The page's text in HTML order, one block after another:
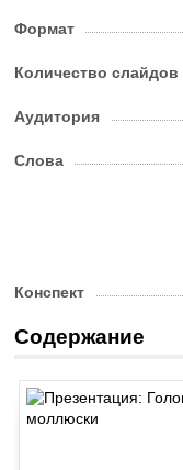
Формат
Количество слайдов
Аудитория
Слова
Конспект
Содержание